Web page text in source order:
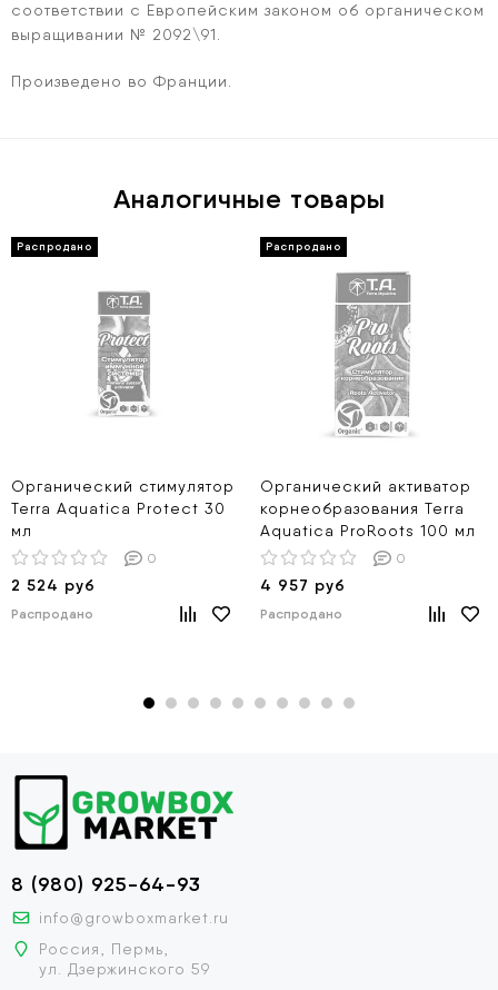
соответствии с Европейским законом об органическом
выращивании № 2092\91.
Произведено во Франции.
Аналогичные товары
Органический стимулятор
Terra Aquatica Protect 30
мл
0
2 524 руб
Распродано
Органический активатор
корнеобразования Terra
Aquatica ProRoots 100 мл
0
4 957 руб
Распродано
8 (980) 925-64-93
info@growboxmarket.ru
Россия, Пермь,
ул. Дзержинского 59